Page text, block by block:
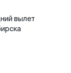
вылет